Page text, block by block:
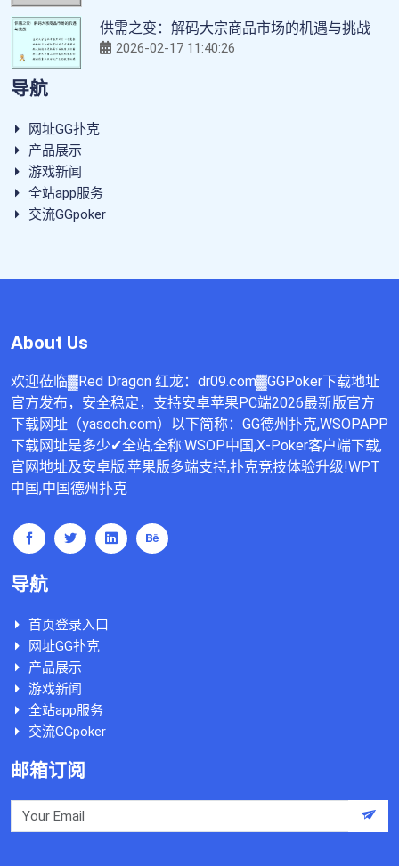
供需之变：解码大宗商品市场的机遇与挑战
2026-02-17 11:40:26
导航
网址GG扑克
产品展示
游戏新闻
全站app服务
交流GGpoker
About Us
欢迎莅临▓Red Dragon 红龙：dr09.com▓GGPoker下载地址
官方发布，安全稳定，支持安卓苹果PC端2026最新版官方
下载网址（yasoch.com）以下简称：GG德州扑克,WSOPAPP
下载网址是多少✔全站,全称:WSOP中国,X-Poker客户端下载,
官网地址及安卓版,苹果版多端支持,扑克竞技体验升级!WPT
中国,中国德州扑克
导航
首页登录入口
网址GG扑克
产品展示
游戏新闻
全站app服务
交流GGpoker
邮箱订阅